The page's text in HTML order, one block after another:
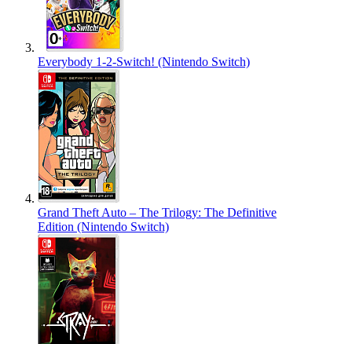
Everybody 1-2-Switch! (Nintendo Switch)
Grand Theft Auto – The Trilogy: The Definitive
Edition (Nintendo Switch)